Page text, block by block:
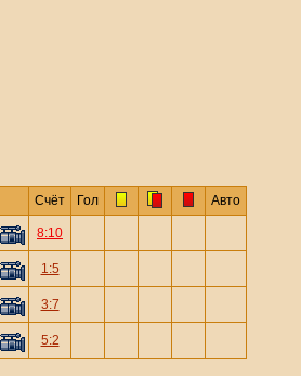
Счёт Гол Авто
8:10
1:5
3:7
5:2